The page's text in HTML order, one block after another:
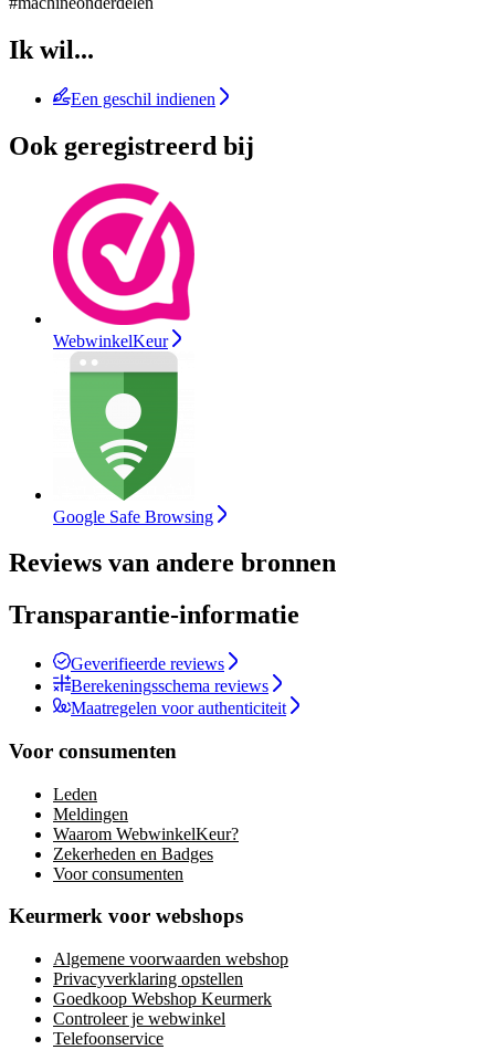
Ik wil...
Een geschil indienen
Ook geregistreerd bij
WebwinkelKeur
Google Safe Browsing
Reviews van andere bronnen
Transparantie-informatie
Geverifieerde reviews
Berekeningsschema reviews
Maatregelen voor authenticiteit
Voor consumenten
Leden
Meldingen
Waarom WebwinkelKeur?
Zekerheden en Badges
Voor consumenten
Keurmerk voor webshops
Algemene voorwaarden webshop
Privacyverklaring opstellen
Goedkoop Webshop Keurmerk
Controleer je webwinkel
Telefoonservice